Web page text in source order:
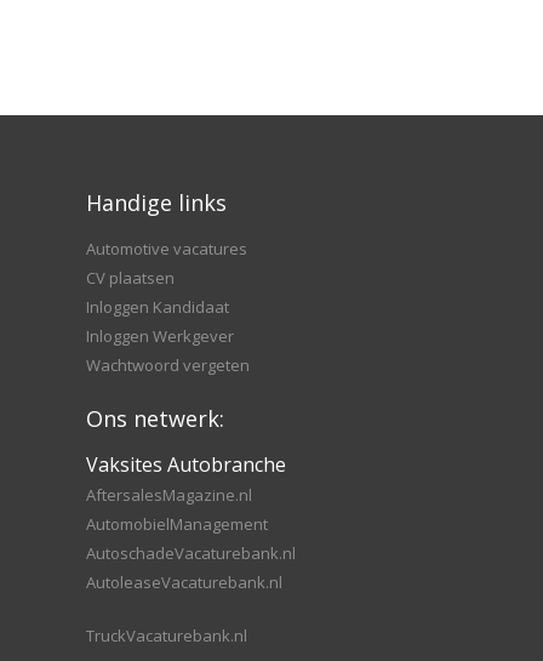
Handige links
Automotive vacatures
CV plaatsen
Inloggen Kandidaat
Inloggen Werkgever
Wachtwoord vergeten
Ons netwerk:
Vaksites Autobranche
AftersalesMagazine.nl
AutomobielManagement
AutoschadeVacaturebank.nl
AutoleaseVacaturebank.nl
TruckVacaturebank.nl